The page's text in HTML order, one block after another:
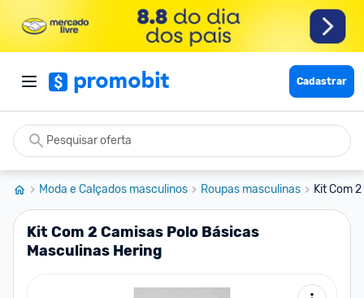
Cadastrar
Moda e Calçados masculinos Roupas masculinas Kit Com
Kit Com 2 Camisas Polo Básicas
Masculinas Hering